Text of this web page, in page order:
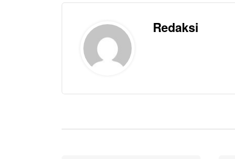
Redaksi